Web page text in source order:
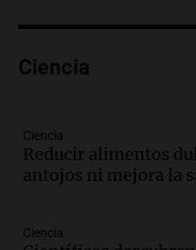
Episodios
metros del río
Episodios
Audio.La historia
firmó Jorge
Episodios
Ciencia
Ciencia
Reducir alimentos
antojos ni mejora la
Ciencia